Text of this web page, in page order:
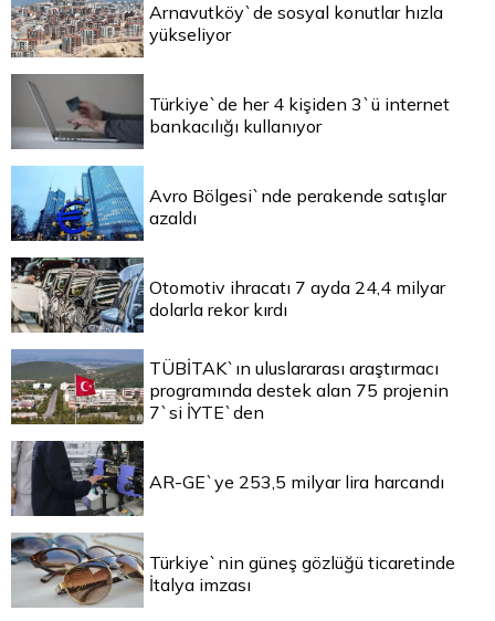
Arnavutköy`de sosyal konutlar hızla
yükseliyor
Türkiye`de her 4 kişiden 3`ü internet
bankacılığı kullanıyor
Avro Bölgesi`nde perakende satışlar
azaldı
Otomotiv ihracatı 7 ayda 24,4 milyar
dolarla rekor kırdı
TÜBİTAK`ın uluslararası araştırmacı
programında destek alan 75 projenin
7`si İYTE`den
AR-GE`ye 253,5 milyar lira harcandı
Türkiye`nin güneş gözlüğü ticaretinde
İtalya imzası